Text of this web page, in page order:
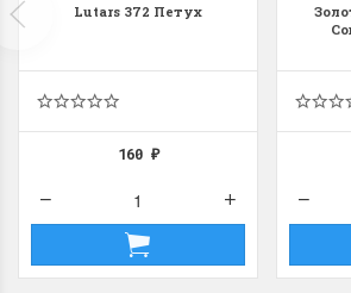
Lutars 372 Петух
160 ₽